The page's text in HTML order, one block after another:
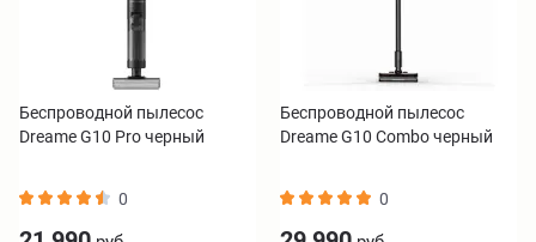
Беспроводной пылесос
Dreame G10 Pro черный
0
Беспроводной пылесос
Dreame G10 Combo черный
0